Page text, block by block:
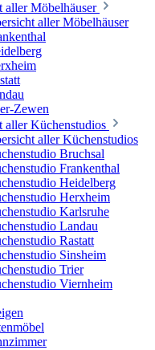
aller Möbelhäuser
aller Möbelhäuser
Zewen
aller Küchenstudios
aller Küchenstudios
Bruchsal
Frankenthal
Heidelberg
Herxheim
Karlsruhe
Landau
Rastatt
Sinsheim
Trier
Viernheim